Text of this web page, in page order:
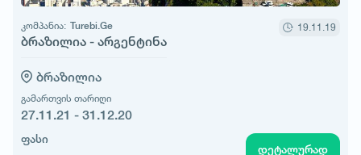
კომპანია: Turebi.Ge
ბრაზილია - არგენტინა
19.11.19
ბრაზილია
გამართვის თარიღი
27.11.21 - 31.12.20
ფასი
დეტალურად